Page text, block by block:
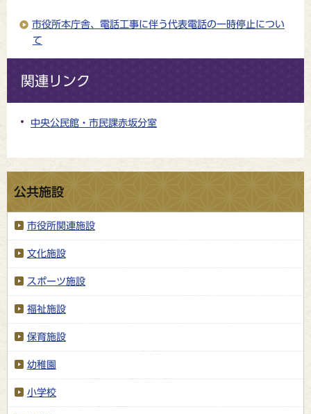
市役所本庁舎、電話工事に伴う代表電話の一時停止につい
て
関連リンク
中央公民館・市民課赤坂分室
公共施設
市役所関連施設
文化施設
スポーツ施設
福祉施設
保育施設
幼稚園
小学校